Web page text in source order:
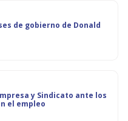
de gobierno de Donald
y Sindicato ante los
el empleo